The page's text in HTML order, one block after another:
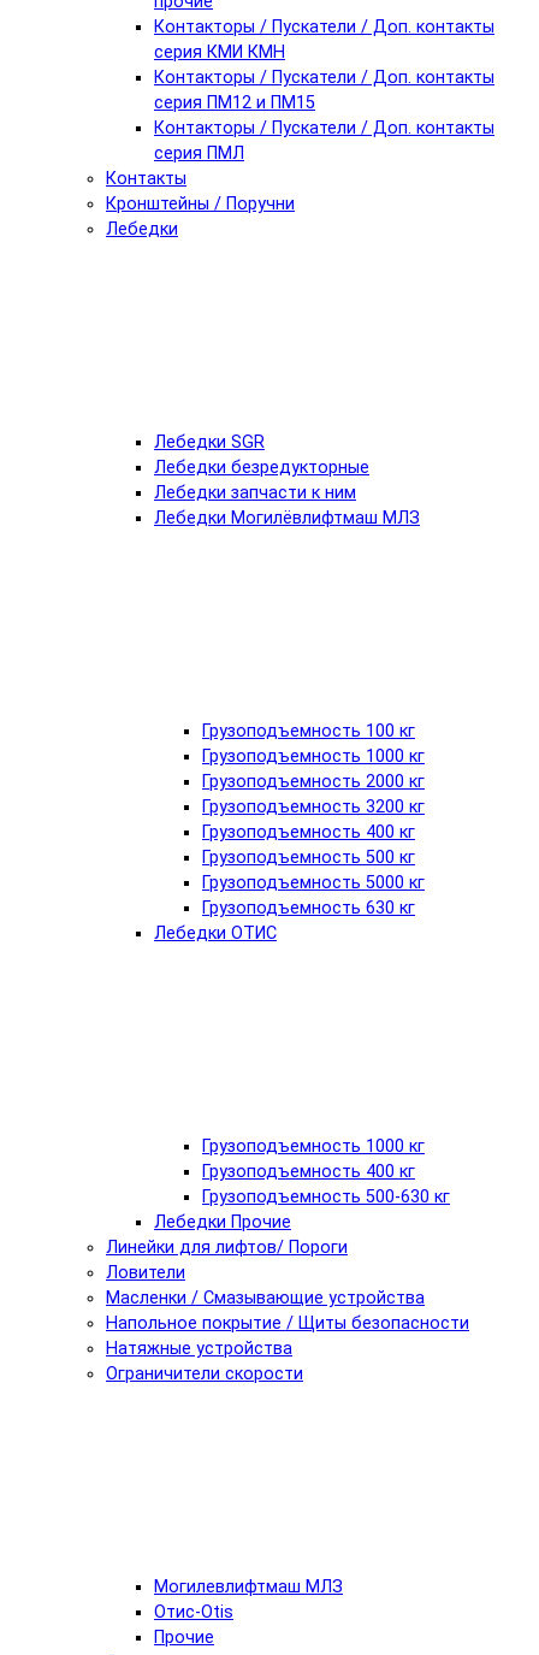
Контакторы / Пускатели / Доп. контакты
серия КМИ КМН
Контакторы / Пускатели / Доп. контакты
серия ПМ12 и ПМ15
Контакторы / Пускатели / Доп. контакты
серия ПМЛ
Контакты
Кронштейны / Поручни
Лебедки
Лебедки SGR
Лебедки безредукторные
Лебедки запчасти к ним
Лебедки Могилёвлифтмаш МЛЗ
Грузоподъемность 100 кг
Грузоподъемность 1000 кг
Грузоподъемность 2000 кг
Грузоподъемность 3200 кг
Грузоподъемность 400 кг
Грузоподъемность 500 кг
Грузоподъемность 5000 кг
Грузоподъемность 630 кг
Лебедки ОТИС
Грузоподъемность 1000 кг
Грузоподъемность 400 кг
Грузоподъемность 500-630 кг
Лебедки Прочие
Линейки для лифтов/ Пороги
Ловители
Масленки / Смазывающие устройства
Напольное покрытие / Щиты безопасности
Натяжные устройства
Ограничители скорости
Могилевлифтмаш МЛЗ
Отис-Otis
Прочие